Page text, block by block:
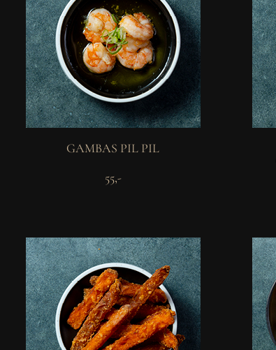
GAMBAS PIL PIL
55,-